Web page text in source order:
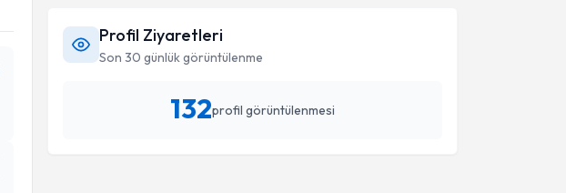
Profil Ziyaretleri
Son 30 günlük görüntülenme
132profil görüntülenmesi